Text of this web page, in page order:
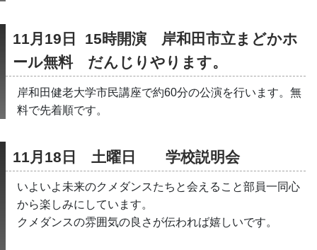
11月19日  15時開演　岸和田市立まどかホ
ール無料　だんじりやります。
岸和田健老大学市民講座で約60分の公演を行います。無
料で先着順です。
11月18日　土曜日　　学校説明会
いよいよ未来のクメダンスたちと会えること部員一同心
から楽しみにしています。
クメダンスの雰囲気の良さが伝われば嬉しいです。